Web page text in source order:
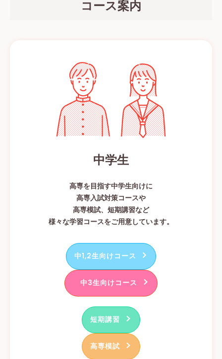
コース案内
中学生
高専を目指す中学生向けに
高専入試対策コースや
高専模試、短期講習など
様々な学習コースをご用意しています。
中1,2生向けコース
中3生向けコース
短期講習
高専模試